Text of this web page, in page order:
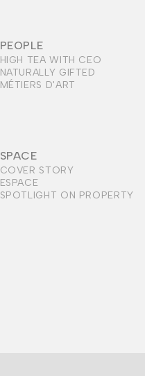
PEOPLE
HIGH TEA WITH CEO
NATURALLY GIFTED
MÉTIERS D'ART
SPACE
COVER STORY
ESPACE
SPOTLIGHT ON PROPERTY